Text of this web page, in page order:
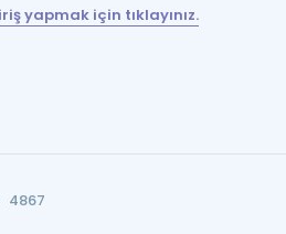
yapmak için tıklayınız.
4867